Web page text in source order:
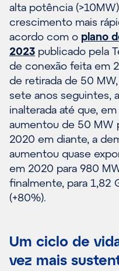
alta potência
crescimento mais
acordo com o plano
2023 publicado pela
de conexão feita em
de retirada de 50
sete anos seguintes,
inalterada até que,
aumentou de 50 MW
2020 em diante, a
aumentou quase
em 2020 para 980
finalmente, para 1,82
(+80%).
Um ciclo de
vez mais